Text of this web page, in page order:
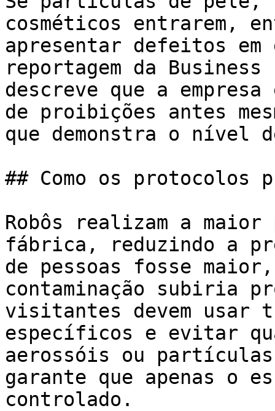
cosméticos entrarem,
apresentar defeitos em
reportagem da
descreve que a
de proibições antes
que demonstra o nível
## Como os protocolos
Robôs realizam a
fábrica, reduzindo a
de pessoas fosse
contaminação subiria
visitantes devem usar
específicos e evitar
aerossóis ou
garante que apenas o
controlado.